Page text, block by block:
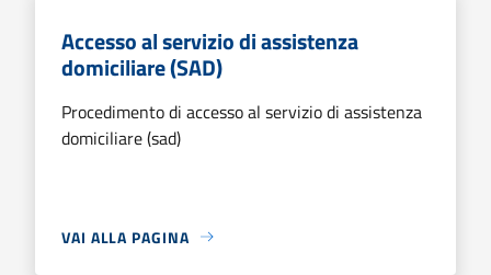
Accesso al servizio di assistenza
domiciliare (SAD)
Procedimento di accesso al servizio di assistenza
domiciliare (sad)
VAI ALLA PAGINA